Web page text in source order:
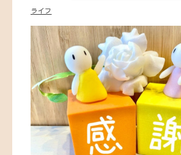
ライフ